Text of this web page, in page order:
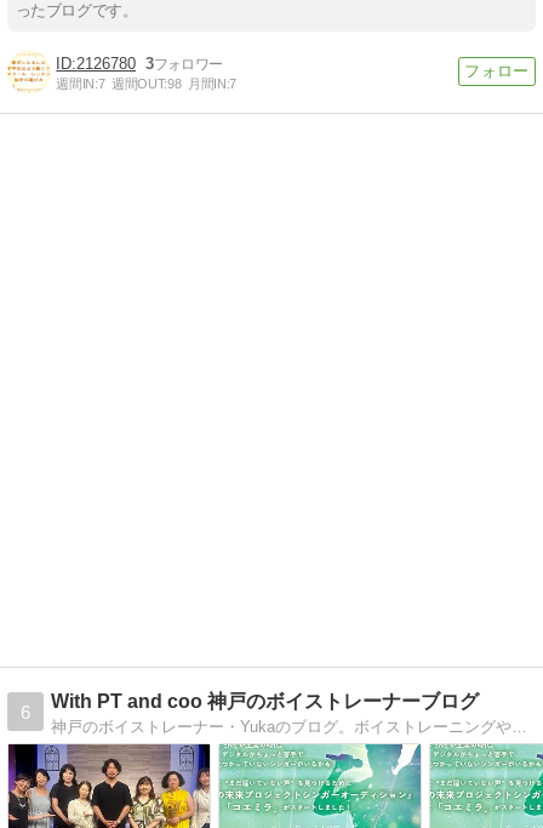
ったブログです。
2126780 3
週間IN:7 週間OUT:98 月間IN:7
6
With PT and coo 神戸のボイストレーナーブログ
神戸のボイストレーナー・Yukaのブログ。ボイストレーニングや曲の紹介、毎日の色々を綴っています